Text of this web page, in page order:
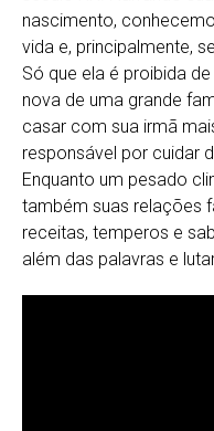
nascimento,
vida e, principalmente,
Só que ela é proibida
nova de uma grande
casar com sua irmã
responsável por cuidar
Enquanto um pesado
também suas relações
receitas, temperos e
além das palavras e